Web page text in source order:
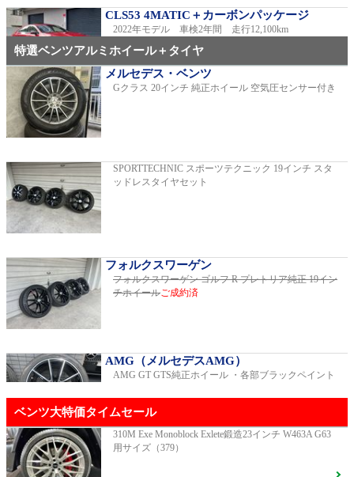
CLS53 4MATIC＋カーボンパッケージ
2022年モデル 車検2年間 走行12,100km
GT53 4MATIC+ ダイナミックプラスパッ
ケージご成約済
2024年モデル 車検2027年01月 走行8,500km
特選ベンツアルミホイール＋タイヤ
メルセデス・ベンツ
Gクラス 20インチ 純正ホイール 空気圧センサー付き
SPORTTECHNIC スポーツテクニック 19インチ スタ
ッドレスタイヤセット
フォルクスワーゲン
フォルクスワーゲン ゴルフ R プレトリア純正 19イン
チホイールご成約済
AMG（メルセデスAMG）
AMG GT GTS純正ホイール ・各部ブラックペイント
R231 SL400 ロルフハルトゲ20インチアルミホイール
ベンツ大特価タイムセール
310M Exe Monoblock Exlete鍛造23インチ W463A G63
用サイズ（379）